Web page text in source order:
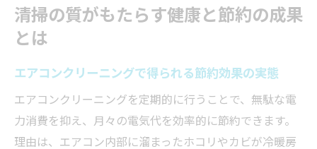
清掃の質がもたらす健康と節約の成果
とは
エアコンクリーニングで得られる節約効果の実態
エアコンクリーニングを定期的に行うことで、無駄な電
力消費を抑え、月々の電気代を効率的に節約できます。
理由は、エアコン内部に溜まったホコリやカビが冷暖房